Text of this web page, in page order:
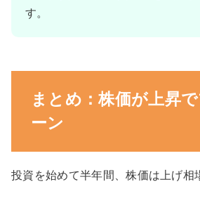
す。
まとめ：株価が上昇
ーン
投資を始めて半年間、株価は上げ相